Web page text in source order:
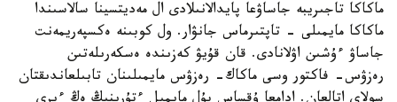
ماكاكا تاجىريبە جاساۋعا پايدالانىلادى ال مەديتسينا سالاسىندا
ماكاكا مايمىلى - تاپتىرماس جانۋار. ول كوبىنە ەكسپەريمەنت
جاساۋ ءۇشىن اۋلانادى. قان قۇيۋ كەزىندە ەسكەرىلەتىن
رەزۋس- فاكتور وسى ماكاك- رەزۋس مايمىلىنان تابىلعاندىقتان